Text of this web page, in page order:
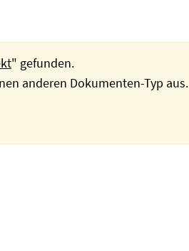
" gefunden.
anderen Dokumenten-Typ aus.